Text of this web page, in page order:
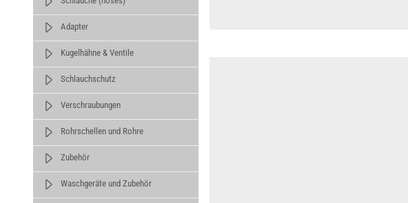
Adapter
Kugelhähne & Ventile
Schlauchschutz
Verschraubungen
Rohrschellen und Rohre
Zubehör
Waschgeräte und Zubehör